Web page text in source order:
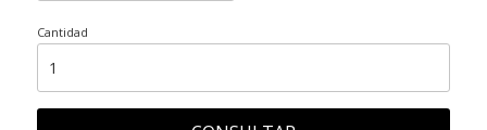
Cantidad